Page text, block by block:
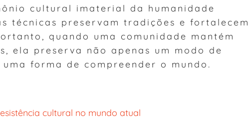
cultural imaterial da humanidade
técnicas preservam tradições e fortalecem
quando uma comunidade mantém
ela preserva não apenas um modo de
forma de compreender o mundo.
cultural no mundo atual